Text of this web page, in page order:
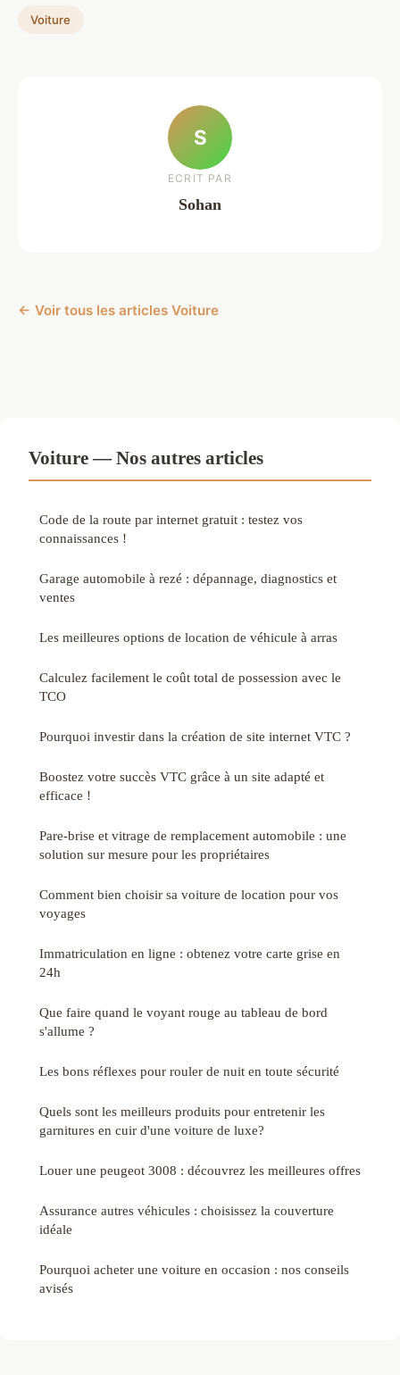
Voiture
S
ECRIT PAR
Sohan
← Voir tous les articles Voiture
Voiture — Nos autres articles
Code de la route par internet gratuit : testez vos
connaissances !
Garage automobile à rezé : dépannage, diagnostics et
ventes
Les meilleures options de location de véhicule à arras
Calculez facilement le coût total de possession avec le
TCO
Pourquoi investir dans la création de site internet VTC ?
Boostez votre succès VTC grâce à un site adapté et
efficace !
Pare-brise et vitrage de remplacement automobile : une
solution sur mesure pour les propriétaires
Comment bien choisir sa voiture de location pour vos
voyages
Immatriculation en ligne : obtenez votre carte grise en
24h
Que faire quand le voyant rouge au tableau de bord
s'allume ?
Les bons réflexes pour rouler de nuit en toute sécurité
Quels sont les meilleurs produits pour entretenir les
garnitures en cuir d'une voiture de luxe?
Louer une peugeot 3008 : découvrez les meilleures offres
Assurance autres véhicules : choisissez la couverture
idéale
Pourquoi acheter une voiture en occasion : nos conseils
avisés